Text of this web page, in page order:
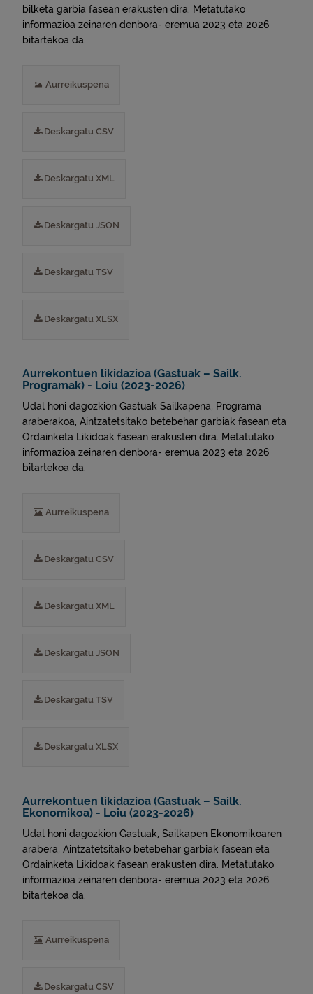
bilketa garbia fasean erakusten dira. Metatutako
informazioa zeinaren denbora- eremua 2023 eta 2026
bitartekoa da.
Aurreikuspena
Deskargatu CSV
Deskargatu XML
Deskargatu JSON
Deskargatu TSV
Deskargatu XLSX
Aurrekontuen likidazioa (Gastuak – Sailk.
Programak) - Loiu (2023-2026)
Udal honi dagozkion Gastuak Sailkapena, Programa
araberakoa, Aintzatetsitako betebehar garbiak fasean eta
Ordainketa Likidoak fasean erakusten dira. Metatutako
informazioa zeinaren denbora- eremua 2023 eta 2026
bitartekoa da.
Aurreikuspena
Deskargatu CSV
Deskargatu XML
Deskargatu JSON
Deskargatu TSV
Deskargatu XLSX
Aurrekontuen likidazioa (Gastuak – Sailk.
Ekonomikoa) - Loiu (2023-2026)
Udal honi dagozkion Gastuak, Sailkapen Ekonomikoaren
arabera, Aintzatetsitako betebehar garbiak fasean eta
Ordainketa Likidoak fasean erakusten dira. Metatutako
informazioa zeinaren denbora- eremua 2023 eta 2026
bitartekoa da.
Aurreikuspena
Deskargatu CSV